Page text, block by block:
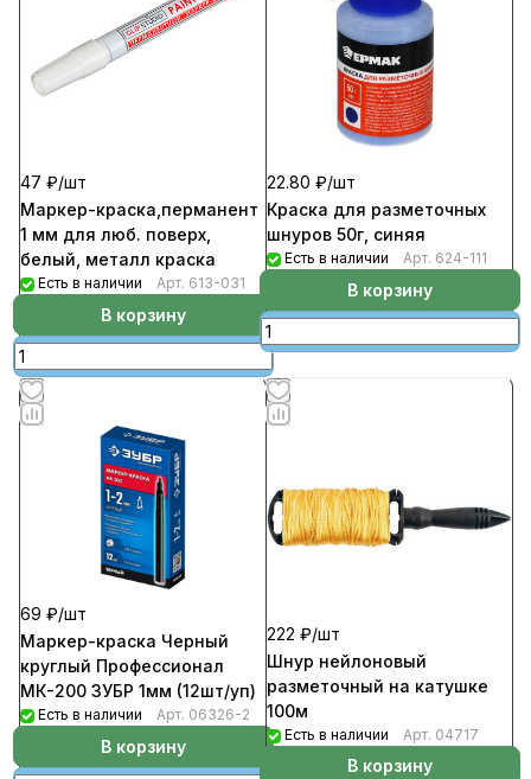
47 ₽/шт
Маркер-краска,перманент
1 мм для люб. поверх,
белый, металл краска
Есть в наличии Арт. 613-031
В корзину
22.80 ₽/шт
Краска для разметочных
шнуров 50г, синяя
Есть в наличии Арт. 624-111
В корзину
69 ₽/шт
Маркер-краска Черный
круглый Профессионал
МК-200 ЗУБР 1мм (12шт/уп)
Есть в наличии Арт. 06326-2
В корзину
222 ₽/шт
Шнур нейлоновый
разметочный на катушке
100м
Есть в наличии Арт. 04717
В корзину